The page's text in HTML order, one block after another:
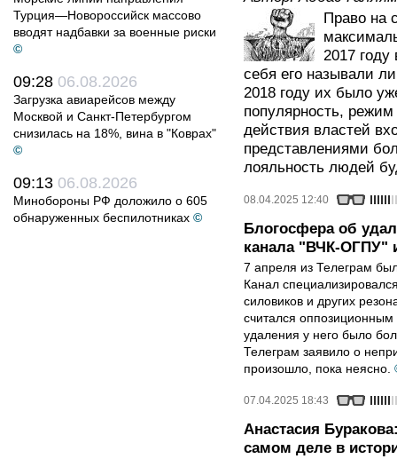
Турция—Новороссийск массово
вводят надбавки за военные риски
©
09:28 06.08.2026
Загрузка авиарейсов между
Москвой и Санкт-Петербургом
снизилась на 18%, вина в "Коврах"
©
09:13 06.08.2026
Минобороны РФ доложило о 605
обнаруженных беспилотниках ©
Право на
2017 году
себя его называли
2018 году их было
популярность,
действия властей
представлениями
лояльность людей
08.04.2025 12:40
Блогосфера об
канала "ВЧК-ОГПУ"
7 апреля из Телеграм
Канал
силовиков и других
считался
удаления у него было
Телеграм заявило о
произошло, пока неясно.
07.04.2025 18:43
Анастасия
самом деле в